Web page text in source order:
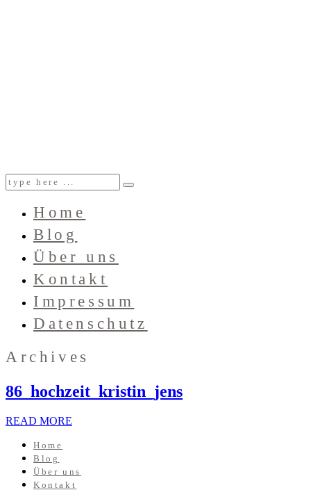
Home
Blog
Über uns
Kontakt
Impressum
Datenschutz
Archives
86_hochzeit_kristin_jens
READ MORE
Home
Blog
Über uns
Kontakt